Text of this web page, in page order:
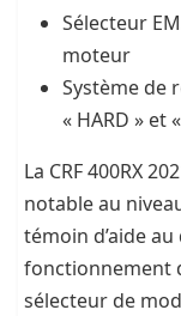
Sélecteur
moteur
Système de
« HARD » et
La CRF 400RX
notable au
témoin d’aide
fonctionnement
sélecteur de